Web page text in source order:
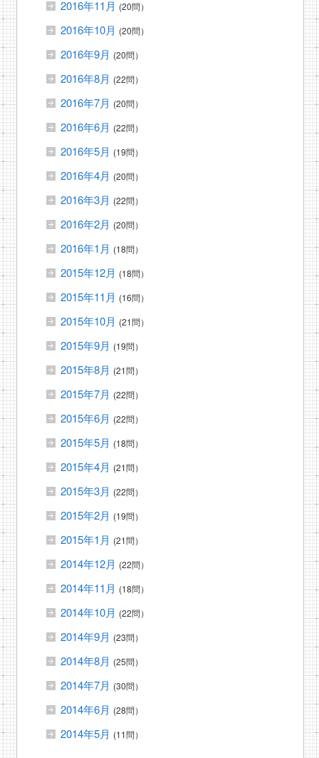
2016年11月 (20問）
2016年10月 (20問）
2016年9月 (20問）
2016年8月 (22問）
2016年7月 (20問）
2016年6月 (22問）
2016年5月 (19問）
2016年4月 (20問）
2016年3月 (22問）
2016年2月 (20問）
2016年1月 (18問）
2015年12月 (18問）
2015年11月 (16問）
2015年10月 (21問）
2015年9月 (19問）
2015年8月 (21問）
2015年7月 (22問）
2015年6月 (22問）
2015年5月 (18問）
2015年4月 (21問）
2015年3月 (22問）
2015年2月 (19問）
2015年1月 (21問）
2014年12月 (22問）
2014年11月 (18問）
2014年10月 (22問）
2014年9月 (23問）
2014年8月 (25問）
2014年7月 (30問）
2014年6月 (28問）
2014年5月 (11問）